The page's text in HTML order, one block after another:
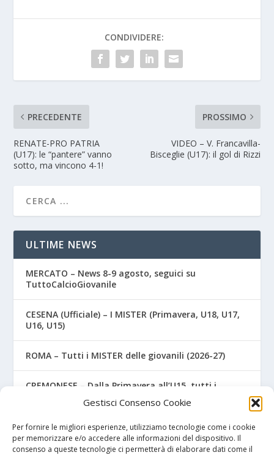
Gestisci Consenso Cookie
Per fornire le migliori esperienze, utilizziamo tecnologie come i cookie
per memorizzare e/o accedere alle informazioni del dispositivo. Il
consenso a queste tecnologie ci permetterà di elaborare dati come il
CONDIVIDERE:
PRECEDENTE
RENATE-PRO PATRIA
(U17): le “pantere” vanno
sotto, ma vincono 4-1!
PROSSIMO
VIDEO – V. Francavilla-
Bisceglie (U17): il gol di Rizzi
ULTIME NEWS
MERCATO – News 8-9 agosto, seguici su
TuttoCalcioGiovanile
CESENA (Ufficiale) – I MISTER (Primavera, U18, U17,
U16, U15)
ROMA – Tutti i MISTER delle giovanili (2026-27)
CREMONESE – Dalla Primavera all’U15, tutti i
COSENZA – Due gioiellini della Primavera salutano i
colori rossoblù